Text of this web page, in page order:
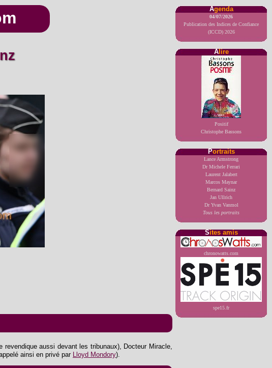
Agenda
04/07/2026
Publication des Indices de Confiance
(ICCD) 2026
Alire
Positif
Christophe Bassons
Portraits
Lance Armstrong
Dr Michele Ferrari
Laurent Jalabert
Marcos Maynar
Bernard Sainz
Jan Ullrich
Dr Yvan Vanmol
Tous les portraits
Sites amis
chronowatts.com
spe15.fr
aussi devant les tribunaux), Docteur Miracle,
ainsi en privé par Lloyd Mondory).